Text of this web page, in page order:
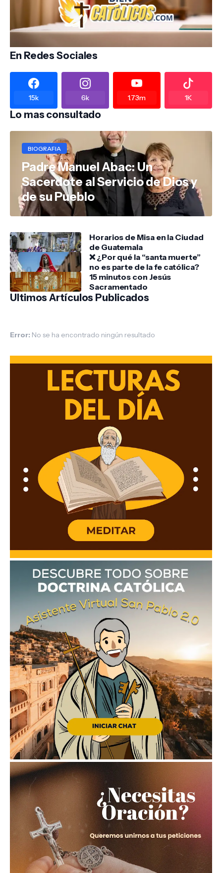
En Redes Sociales
15k 6k 1.73m 1K
Lo mas consultado
BIOGRAFIA
Padre Manuel Abac: Un
Sacerdote al Servicio de Dios y
de su Pueblo
Horarios de Misa en la Ciudad
de Guatemala
❌ ¿Por qué la “santa muerte”
no es parte de la fe católica?
15 minutos con Jesús
Sacramentado
Ultimos Artículos Publicados
Error: No se ha encontrado ningún resultado